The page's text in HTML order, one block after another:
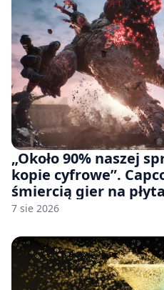
„Około 90% naszej
kopie cyfrowe”.
śmiercią gier na
7 sie 2026